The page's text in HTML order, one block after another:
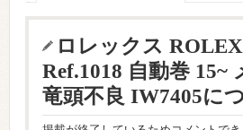
ロレックス
Ref.1018 自動巻 15~
竜頭不良 IW7405に